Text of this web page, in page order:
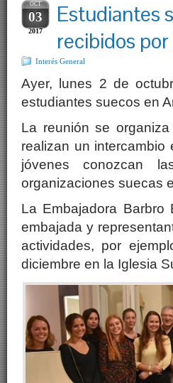
OCT
03
2017
Estudiantes
recibidos
Interés General
Ayer, lunes 2 de
estudiantes suecos en
La reunión se
realizan un intercambio
jóvenes conozcan
organizaciones suecas
La Embajadora
embajada y
actividades, por
diciembre en la Iglesia